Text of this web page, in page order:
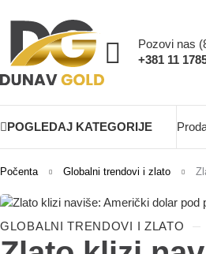
Pozovi nas
+381 11
POGLEDAJ KATEGORIJE
Počenta Globalni trendovi i zlato
GLOBALNI TRENDOVI I ZLATO